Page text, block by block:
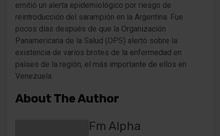
emitió un alerta epidemiológico por riesgo de
reintroducción del sarampión en la Argentina. Fue
pocos días después de que la Organización
Panamericana de la Salud (OPS) alertó sobre la
existencia de varios brotes de la enfermedad en
países de la región, el más importante de ellos en
Venezuela.
About The Author
Fm Alpha